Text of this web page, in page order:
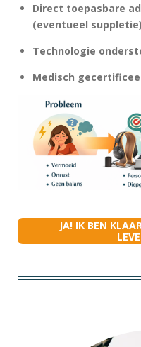
Direct toepasbare
(eventueel
Technologie
Medisch
JA! IK BEN